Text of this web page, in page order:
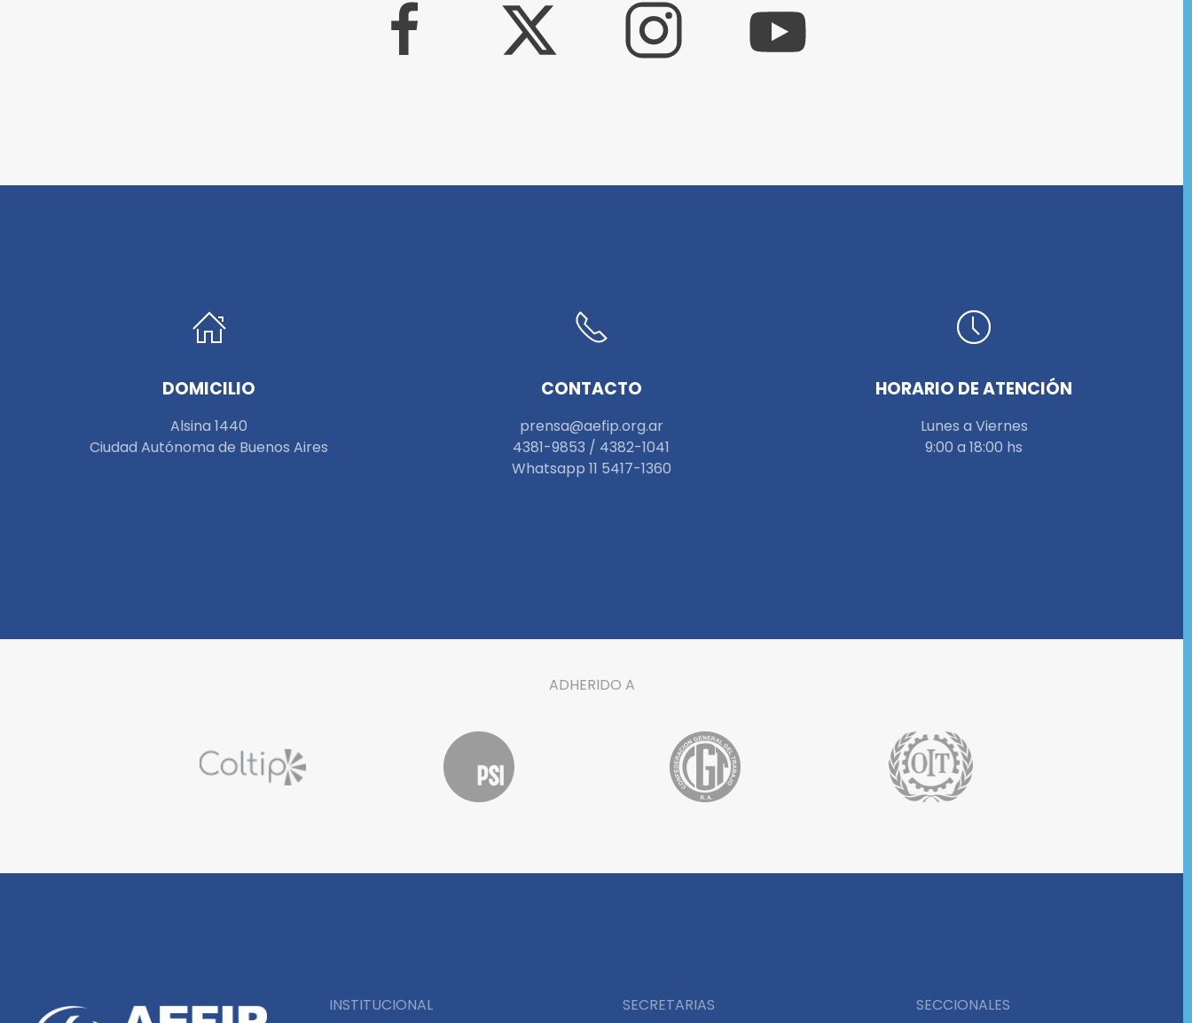
DOMICILIO
Alsina 1440
Ciudad Autónoma de Buenos Aires
CONTACTO
prensa@aefip.org.ar
4381-9853 / 4382-1041
Whatsapp 11 5417-1360
HORARIO DE ATENCIÓN
Lunes a Viernes
9:00 a 18:00 hs
ADHERIDO A
INSTITUCIONAL SECRETARIAS SECCIONALES